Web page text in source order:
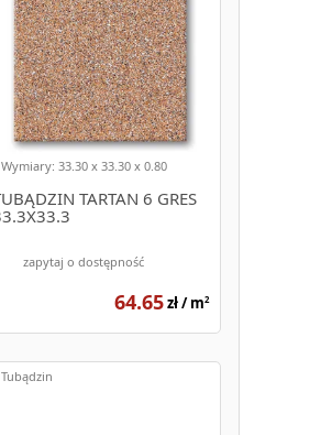
Niezależnie od Twoich
w utrzymaniu czystości i
Są one odporne na
swojej wytrzymałości i
TARTAN 6 GRES
Wymiary: 33.30 x 33.30 x 0.80
zapytaj o dostępność
64.65zł / m2
Tubądzin